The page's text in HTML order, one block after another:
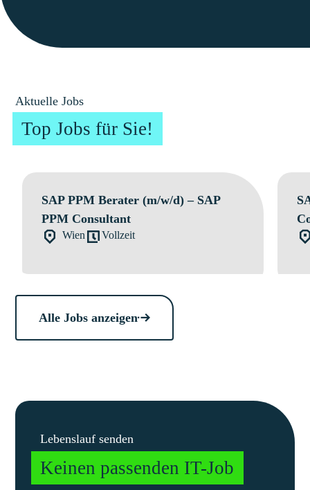
Aktuelle Jobs
Top Jobs für Sie!
SAP PPM Berater (m/w/d) – SAP
PPM Consultant
Wien Vollzeit
Alle Jobs anzeigen
Lebenslauf senden
Keinen passenden IT-Job